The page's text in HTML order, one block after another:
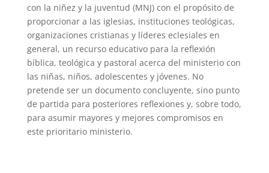
con la niñez y la juventud (MNJ) con el propósito de
proporcionar a las iglesias, instituciones teológicas,
organizaciones cristianas y líderes eclesiales en
general, un recurso educativo para la reflexión
bíblica, teológica y pastoral acerca del ministerio con
las niñas, niños, adolescentes y jóvenes. No
pretende ser un documento concluyente, sino punto
de partida para posteriores reflexiones y, sobre todo,
para asumir mayores y mejores compromisos en
este prioritario ministerio.